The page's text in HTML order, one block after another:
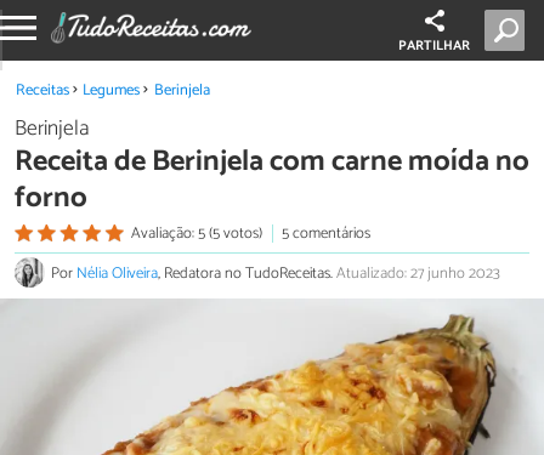
PARTILHAR
Receitas Legumes Berinjela
Berinjela
Receita de Berinjela com carne moída no
forno
Avaliação: 5 (5 votos)
5 comentários
PorNélia Oliveira, Redatora no TudoReceitas.Atualizado: 27 junho 2023